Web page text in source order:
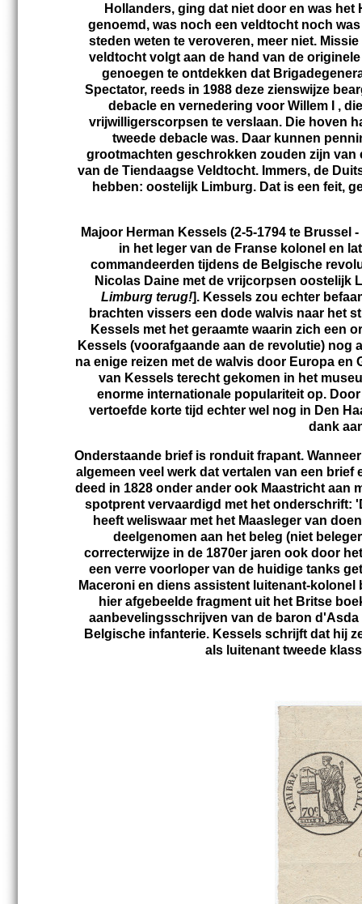
Hollanders, ging dat niet door en was
genoemd, was noch een veldtocht noch
steden weten te veroveren, meer niet.
veldtocht volgt aan de hand van de
genoegen te ontdekken dat
Spectator, reeds in 1988 deze zienswijze
debacle en vernedering voor Willem I ,
vrijwilligerscorpsen te verslaan. Die hoven
tweede debacle was. Daar kunnen
grootmachten geschrokken zouden zijn van
van de Tiendaagse Veldtocht. Immers, de
hebben: oostelijk Limburg. Dat is een feit,
Majoor Herman Kessels (2-5-1794 te
in het leger van de Franse kolonel en
commandeerden tijdens de Belgische
Nicolas Daine met de vrijcorpsen oostelijk
Limburg terug!]. Kessels zou echter
brachten vissers een dode walvis naar het
Kessels met het geraamte waarin zich een
Kessels (voorafgaande aan de revolutie) nog
na enige reizen met de walvis door Europa
van Kessels terecht gekomen in het
enorme internationale populariteit op.
vertoefde korte tijd echter wel nog in Den
dank
Onderstaande brief is ronduit frapant.
algemeen veel werk dat vertalen van een
deed in 1828 onder ander ook Maastricht aan
spotprent vervaardigd met het onderschrift:
heeft weliswaar met het Maasleger van
deelgenomen aan het beleg (niet
correcterwijze in de 1870er jaren ook door
een verre voorloper van de huidige tanks
Maceroni en diens assistent luitenant-
hier afgebeelde fragment uit het Britse
aanbevelingsschrijven van de baron
Belgische infanterie. Kessels schrijft dat hij
als luitenant tweede